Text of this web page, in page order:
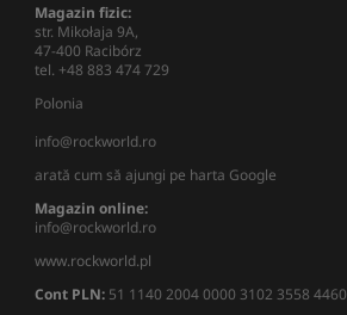
Magazin fizic:
str. Mikołaja 9A,
47-400 Racibórz
tel. +48 883 474 729
Polonia
info@rockworld.ro
arată cum să ajungi pe harta Google
Magazin online:
info@rockworld.ro
www.rockworld.pl
Cont PLN: 51 1140 2004 0000 3102 3558 4460